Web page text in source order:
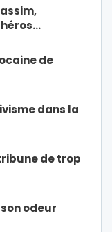
de
dans la
de trop
odeur